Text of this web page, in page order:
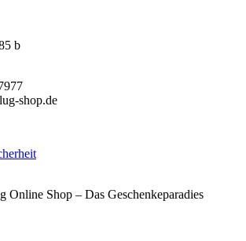
b
shop.de
Online Shop – Das Geschenkeparadies